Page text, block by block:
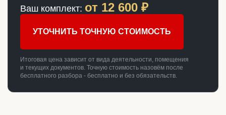
Ваш комплект: от 12 600 ₽
УТОЧНИТЬ ТОЧНУЮ СТОИМОСТЬ
Итоговая цена зависит от вида деятельности, помещения
и текущих документов. Точную стоимость назовём после
бесплатного разбора - бесплатно и без обязательств.